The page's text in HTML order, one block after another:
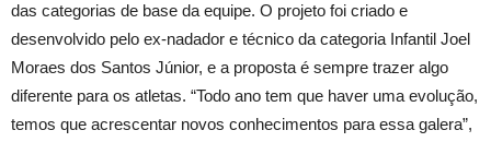
das categorias de base da equipe. O projeto foi criado e
desenvolvido pelo ex-nadador e técnico da categoria Infantil Joel
Moraes dos Santos Júnior, e a proposta é sempre trazer algo
diferente para os atletas. “Todo ano tem que haver uma evolução,
temos que acrescentar novos conhecimentos para essa galera”,